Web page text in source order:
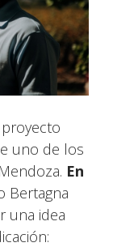
uno de los
En
Bertagna
una idea